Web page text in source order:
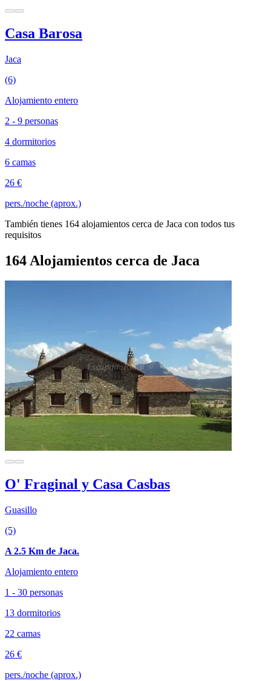
Casa Barosa
Jaca
(6)
Alojamiento entero
2 - 9 personas
4 dormitorios
6 camas
26 €
pers./noche (aprox.)
También tienes 164 alojamientos cerca de Jaca con todos tus
requisitos
164 Alojamientos cerca de Jaca
O' Fraginal y Casa Casbas
Guasillo
(5)
A 2.5 Km de Jaca.
Alojamiento entero
1 - 30 personas
13 dormitorios
22 camas
26 €
pers./noche (aprox.)